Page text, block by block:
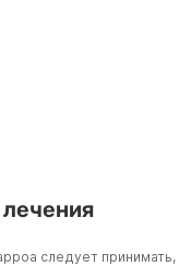
следует принимать,